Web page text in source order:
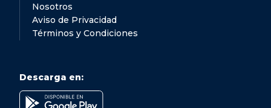
Nosotros
Aviso de Privacidad
Términos y Condiciones
Descarga en: